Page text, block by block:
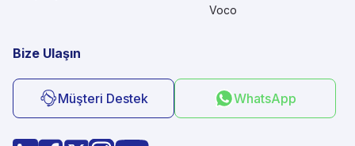
Voco
Bize Ulaşın
Müşteri Destek WhatsApp